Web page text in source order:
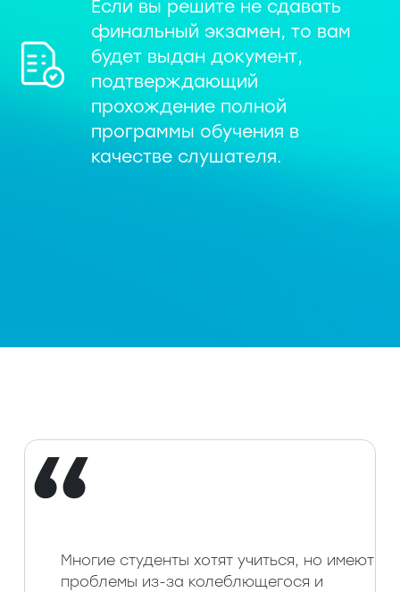
Если вы решите не сдавать
финальный экзамен, то вам
будет выдан документ,
подтверждающий
прохождение полной
программы обучения в
качестве слушателя.
“Многие студенты хотят учиться, но имеют
проблемы из-за колеблющегося и